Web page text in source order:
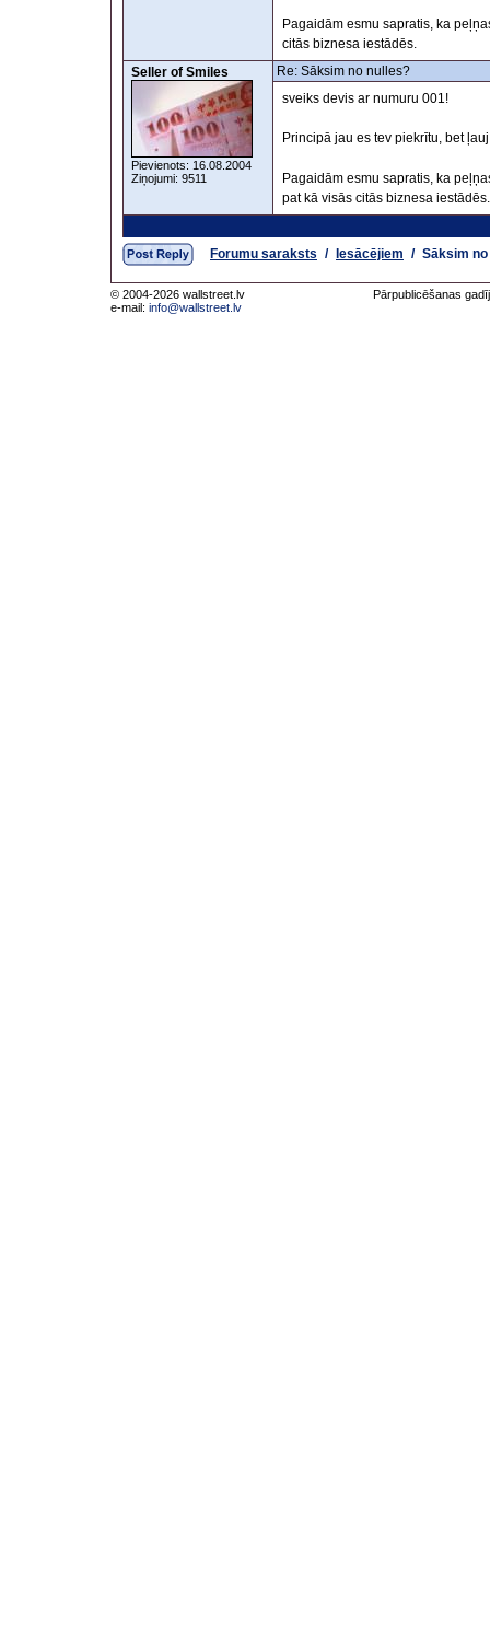
Pagaidām esmu sapratis, ka
citās biznesa iestādēs.
Seller of Smiles
Pievienots: 16.08.2004
Ziņojumi: 9511
Re: Sāksim no nulles?
sveiks devis ar numuru 001!
Principā jau es tev piekrītu, bet
Pagaidām esmu sapratis, ka
pat kā visās citās biznesa iestādēs.
Forumu saraksts / Iesācējiem / Sāksim
© 2004-2026 wallstreet.lv
e-mail: info@wallstreet.lv
Pārpublicēšanas